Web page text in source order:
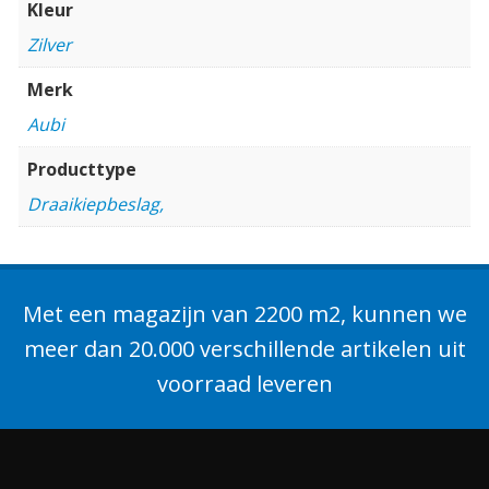
Kleur
Zilver
Merk
Aubi
Producttype
Draaikiepbeslag,
Met een magazijn van 2200 m2, kunnen we
meer dan 20.000 verschillende artikelen uit
voorraad leveren